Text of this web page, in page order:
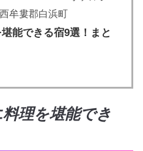
牟婁郡白浜町
能できる宿9選！まと
理を堪能でき